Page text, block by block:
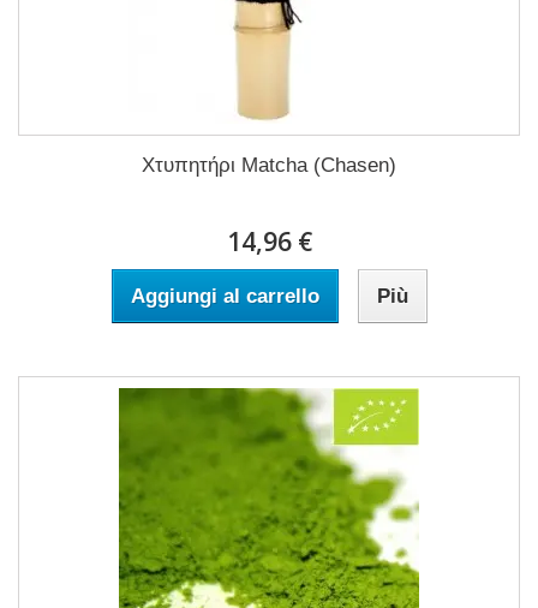
Χτυπητήρι Matcha (Chasen)
14,96 €
Aggiungi al carrello Più